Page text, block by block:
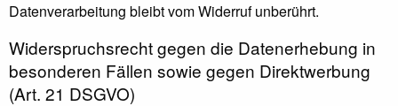
Datenverarbeitung bleibt vom Widerruf unberührt.
Widerspruchsrecht gegen die Datenerhebung in
besonderen Fällen sowie gegen Direktwerbung
(Art. 21 DSGVO)